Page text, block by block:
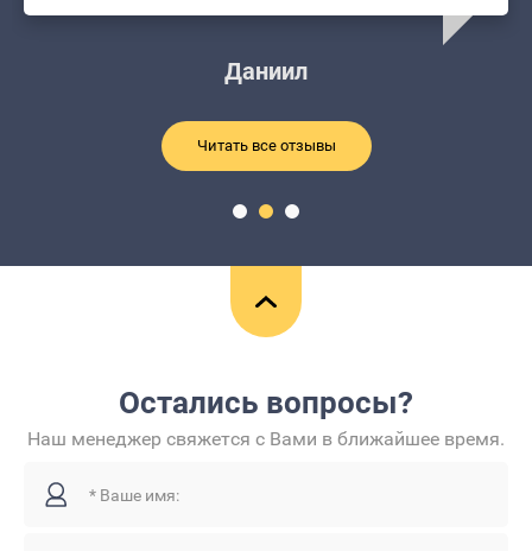
Даниил
Читать все отзывы
Остались вопросы?
Наш менеджер свяжется с Вами в ближайшее время.